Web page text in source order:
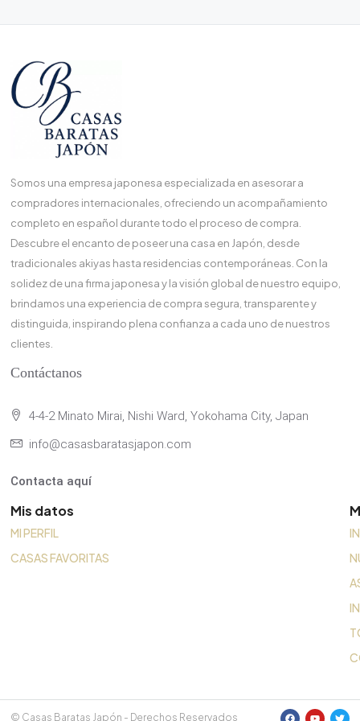
Somos una empresa japonesa especializada en asesorar a
compradores internacionales, ofreciendo un acompañamiento
completo en español durante todo el proceso de compra.
Descubre el encanto de poseer una casa en Japón, desde
tradicionales akiyas hasta residencias contemporáneas. Con la
solidez de una firma japonesa y la visión global de nuestro equipo,
brindamos una experiencia de compra segura, transparente y
distinguida, inspirando plena confianza a cada uno de nuestros
clientes.
Contáctanos
4-4-2 Minato Mirai, Nishi Ward, Yokohama City, Japan
info@casasbaratasjapon.com
Contacta aquí
Mis datos
MI PERFIL
CASAS FAVORITAS
© Casas Baratas Japón - Derechos Reservados